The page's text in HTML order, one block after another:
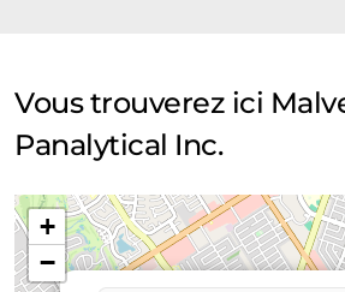
Vous trouverez ici
Panalytical Inc.
+
−